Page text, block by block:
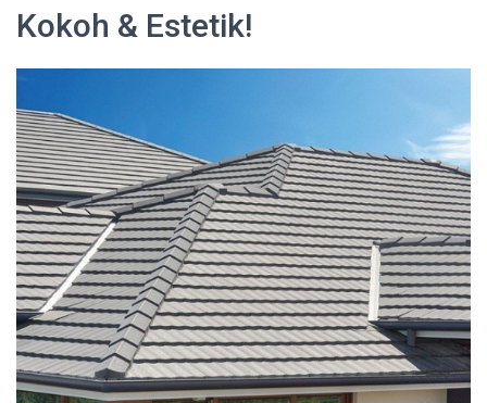
Kokoh & Estetik!